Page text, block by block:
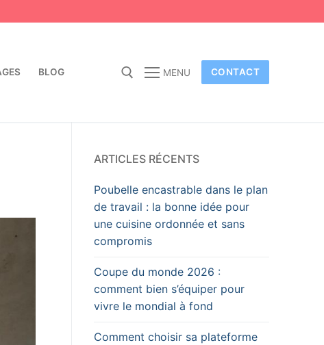
BLOG MENU CONTACT
ARTICLES RÉCENTS
Poubelle encastrable dans le plan
de travail : la bonne idée pour
une cuisine ordonnée et sans
compromis
Coupe du monde 2026 :
comment bien s’équiper pour
vivre le mondial à fond
Comment choisir sa plateforme